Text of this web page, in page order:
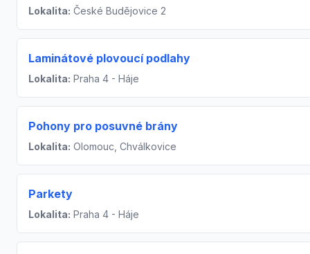
Lokalita: České Budějovice 2
Laminátové plovoucí podlahy
Lokalita: Praha 4 - Háje
Pohony pro posuvné brány
Lokalita: Olomouc, Chválkovice
Parkety
Lokalita: Praha 4 - Háje